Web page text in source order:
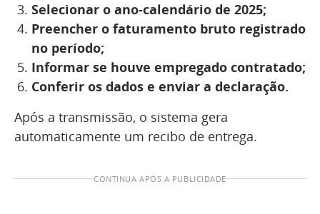
Selecionar o ano-calendário de 2025;
Preencher o faturamento bruto registrado
no período;
Informar se houve empregado contratado;
Conferir os dados e enviar a declaração.
Após a transmissão, o sistema gera
automaticamente um recibo de entrega.
CONTINUA APÓS A PUBLICIDADE